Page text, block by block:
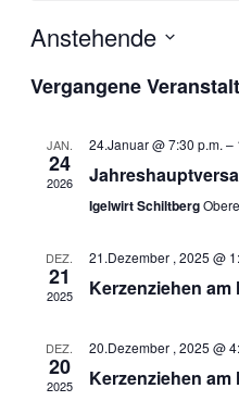
Anstehende
wählen.
Vergangene
JAN.
24
2026
24.Januar @ 7:30 p.m. –
Igelwirt Schiltberg
DEZ.
21
2025
21.Dezember , 2025 @
Kerzenziehen am
DEZ.
20
2025
20.Dezember , 2025 @
Kerzenziehen am